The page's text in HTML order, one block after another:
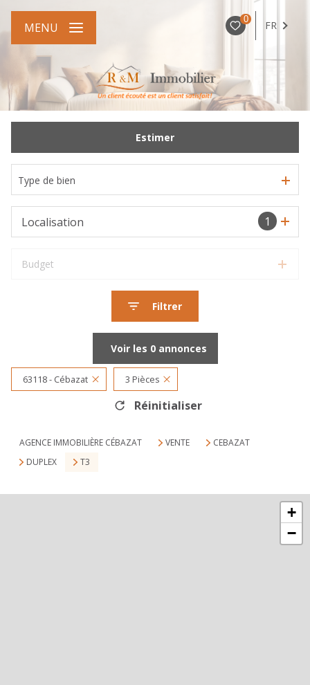
0 FR
MENU
Estimer
Type de bien
1
Localisation
Budget
Filtrer
Voir les 0annonces
63118 - Cébazat 3 Pièces
Réinitialiser
AGENCE IMMOBILIÈRE CÉBAZAT VENTE
CEBAZAT
DUPLEX
T3
+
−